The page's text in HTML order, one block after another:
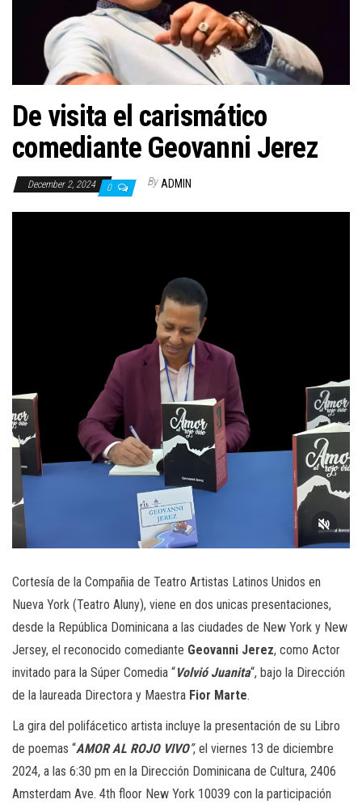
De visita el carismático
comediante Geovanni Jerez
December 2, 2024 0 By ADMIN
Cortesía de la Compañia de Teatro Artistas Latinos Unidos en
Nueva York (Teatro Aluny), viene en dos unicas presentaciones,
desde la República Dominicana a las ciudades de New York y New
Jersey, el reconocido comediante Geovanni Jerez, como Actor
invitado para la Súper Comedia “Volvió Juanita“, bajo la Dirección
de la laureada Directora y Maestra Fior Marte.
La gira del polifácetico artista incluye la presentación de su Libro
de poemas “AMOR AL ROJO VIVO”, el viernes 13 de diciembre
2024, a las 6:30 pm en la Dirección Dominicana de Cultura, 2406
Amsterdam Ave. 4th floor New York 10039 con la participación